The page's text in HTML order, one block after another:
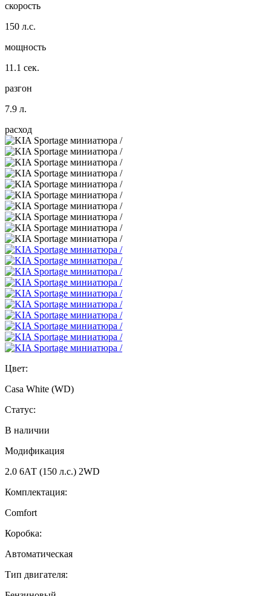
скорость
150 л.с.
мощность
11.1 сек.
разгон
7.9 л.
расход
Цвет:
Casa White (WD)
Статус:
В наличии
Модификация
2.0 6АТ (150 л.с.) 2WD
Комплектация:
Comfort
Коробка:
Автоматическая
Тип двигателя: